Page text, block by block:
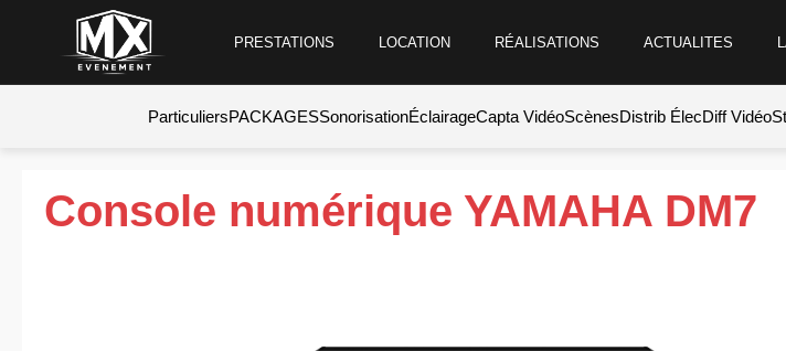
PRESTATIONS LOCATION RÉALISATIONS ACTUALITES
ParticuliersPACKAGESSonorisationÉclairageCapta VidéoScènesDistrib ÉlecDiff Vidéo
Console numérique YAMAHA DM7